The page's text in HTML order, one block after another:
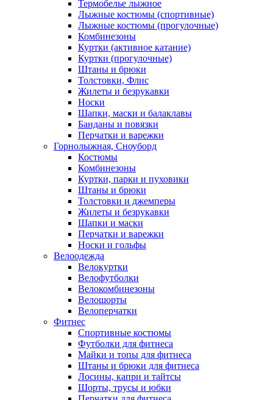
Термобелье лыжное
Лыжные костюмы (спортивные)
Лыжные костюмы (прогулочные)
Комбинезоны
Куртки (активное катание)
Куртки (прогулочные)
Штаны и брюки
Толстовки, Флис
Жилеты и безрукавки
Носки
Шапки, маски и балаклавы
Банданы и повязки
Перчатки и варежки
Горнолыжная, Сноуборд
Костюмы
Комбинезоны
Куртки, парки и пуховики
Штаны и брюки
Толстовки и джемперы
Жилеты и безрукавки
Шапки и маски
Перчатки и варежки
Носки и гольфы
Велоодежда
Велокуртки
Велофутболки
Велокомбинезоны
Велошорты
Велоперчатки
Фитнес
Спортивные костюмы
Футболки для фитнеса
Майки и топы для фитнеса
Штаны и брюки для фитнеса
Лосины, капри и тайтсы
Шорты, трусы и юбки